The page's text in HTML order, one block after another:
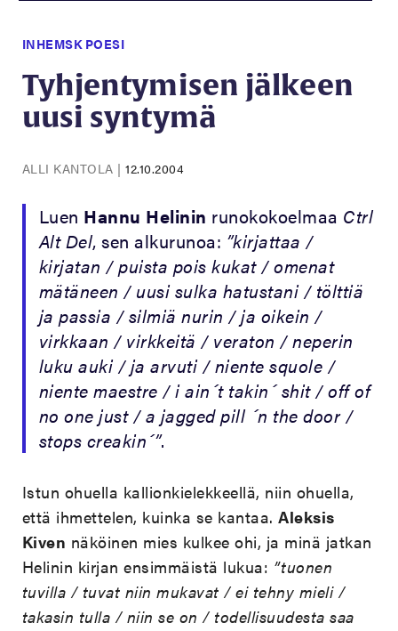
INHEMSK POESI
Tyhjentymisen jälkeen
uusi syntymä
ALLI KANTOLA |12.10.2004
Luen Hannu Helinin runokokoelmaa Ctrl
Alt Del, sen alkurunoa: ”kirjattaa /
kirjatan / puista pois kukat / omenat
mätäneen / uusi sulka hatustani / tölttiä
ja passia / silmiä nurin / ja oikein /
virkkaan / virkkeitä / veraton / neperin
luku auki / ja arvuti / niente squole /
niente maestre / i ain´t takin´ shit / off of
no one just / a jagged pill ´n the door /
stops creakin´”.
Istun ohuella kallionkielekkeellä, niin ohuella,
että ihmettelen, kuinka se kantaa.Aleksis
Kiven näköinen mies kulkee ohi, ja minä jatkan
Helinin kirjan ensimmäistä lukua: ”tuonen
tuvilla / tuvat niin mukavat / ei tehny mieli /
takasin tulla / niin se on / todellisuudesta saa